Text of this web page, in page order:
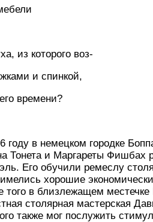
из которого воз-
и спинкой,
времени?
году в немецком городке
Тонета и Маргареты Фишбах
Его обучили ремеслу
хорошие
того в близлежащем
столярная мастерская
также мог послужить